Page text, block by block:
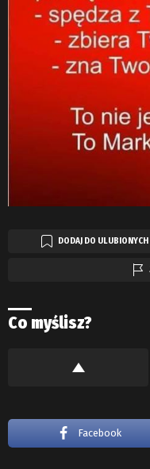
DODAJ DO ULUBIONYCH
Co myślisz?
Facebook